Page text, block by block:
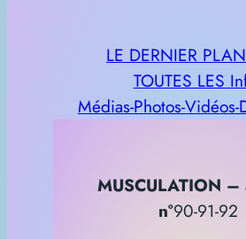
LE DERNIER
TOUTES LES
Médias-Photos-Vidéos-
MUSCULATION –
n°90-91-92